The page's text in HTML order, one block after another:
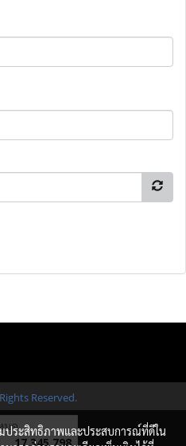
Reserved.
มด
17,345,798
มประสิทธิภาพและประสบการณ์ที่ดีใน